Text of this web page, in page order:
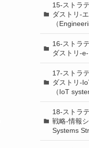
15-ストラ
ダストリ-
（
16-ストラ
ダストリ-
17-ストラ
ダストリ-
（IoT
18-ストラ
戦略-情報
Systems